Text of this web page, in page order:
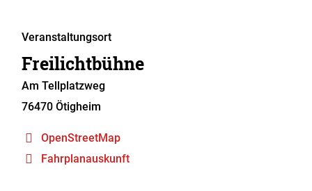
Veranstaltungsort
Freilichtbühne
Am Tellplatzweg
76470 Ötigheim
OpenStreetMap
Fahrplanauskunft